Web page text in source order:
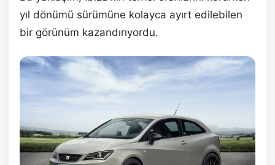
yıl dönümü sürümüne kolayca ayırt edilebilen
bir görünüm kazandırıyordu.